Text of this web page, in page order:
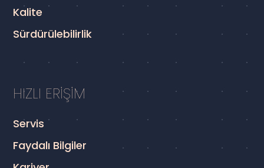
Kalite
Sürdürülebilirlik
HIZLI ERİŞİM
Servis
Faydalı Bilgiler